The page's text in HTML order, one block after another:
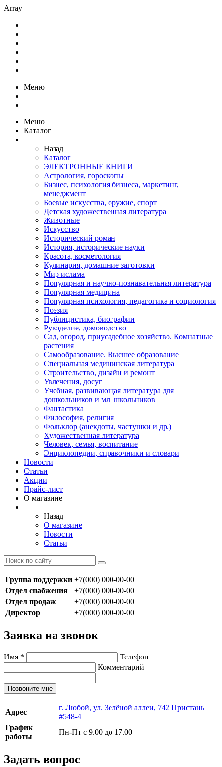
Array
Меню
Меню
Каталог
Назад
Каталог
ЭЛЕКТРОННЫЕ КНИГИ
Астрология, гороскопы
Бизнес, психология бизнеса, маркетинг,
менеджмент
Боевые искусства, оружие, спорт
Детская художественная литература
Животные
Искусство
Исторический роман
История, исторические науки
Красота, косметология
Кулинария, домашние заготовки
Мир ислама
Популярная и научно-познавательная литература
Популярная медицина
Популярная психология, педагогика и социология
Поэзия
Публицистика, биографии
Рукоделие, домоводство
Сад, огород, приусадебное хозяйство. Комнатные
растения
Самообразование. Высшее образование
Специальная медицинская литература
Строительство, дизайн и ремонт
Увлечения, досуг
Учебная, развивающая литература для
дошкольников и мл. школьников
Фантастика
Философия, религия
Фольклор (анекдоты, частушки и др.)
Художественная литература
Человек, семья, воспитание
Энциклопедии, справочники и словари
Новости
Статьи
Акции
Прайс-лист
О магазине
Назад
О магазине
Новости
Статьи
Группа поддержки +7(000) 000-00-00
Отдел снабжения
+7(000) 000-00-00
Отдел продаж
+7(000) 000-00-00
Директор
+7(000) 000-00-00
Заявка на звонок
Имя *
Телефон
Комментарий
Позвоните мне
Адрес
г. Любой, ул. Зелёной аллеи, 742 Пристань
#548-4
График
работы
Пн-Пт с 9.00 до 17.00
Задать вопрос